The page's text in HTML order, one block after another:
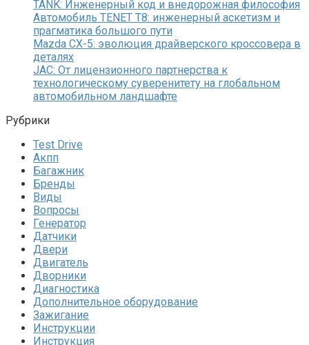
TANK: Инженерный код и внедорожная философия
Автомобиль TENET T8: инженерный аскетизм и
прагматика большого пути
Mazda CX-5: эволюция драйверского кроссовера в
деталях
JAC: От лицензионного партнерства к
технологическому суверенитету на глобальном
автомобильном ландшафте
Рубрики
Test Drive
Акпп
Багажник
Бренды
Виды
Вопросы
Генератор
Датчики
Двери
Двигатель
Дворники
Диагностика
Дополнительное оборудование
Зажигание
Инструкции
Инструкция